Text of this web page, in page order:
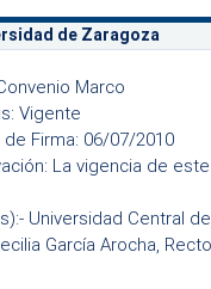
de Zaragoza
Marco
Vigente
de Firma: 06/07/2010
La vigencia de
Universidad Central
García Arocha,